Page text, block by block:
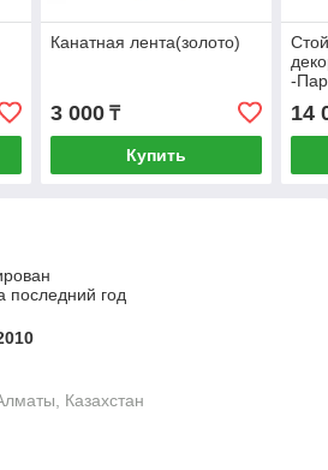
Канатная лента(золото)
3 000₸
Купить
-
14
последний год
Казахстан